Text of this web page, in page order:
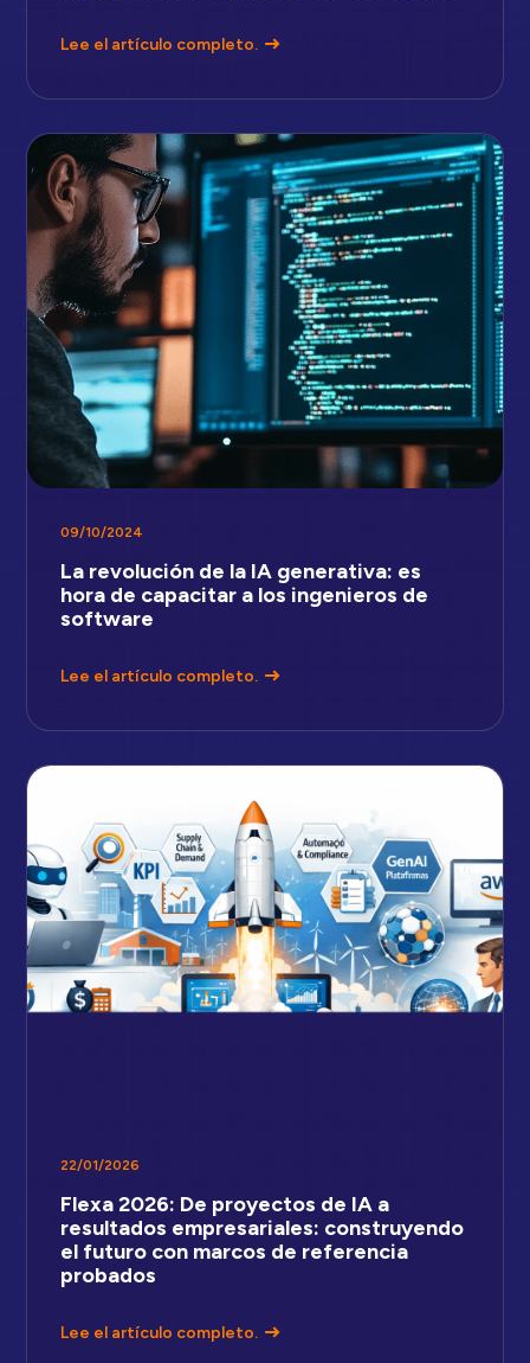
Lee el artículo completo.
09/10/2024
La revolución de la IA generativa: es
hora de capacitar a los ingenieros de
software
Lee el artículo completo.
22/01/2026
Flexa 2026: De proyectos de IA a
resultados empresariales: construyendo
el futuro con marcos de referencia
probados
Lee el artículo completo.